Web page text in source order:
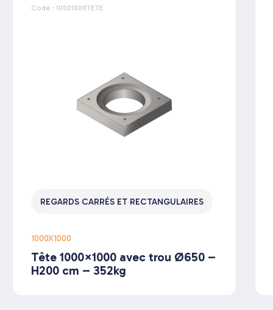
Code : 10001000TETE
REGARDS CARRÉS ET RECTANGULAIRES
1000X1000
Tête 1000×1000 avec trou Ø650 –
H200 cm – 352kg